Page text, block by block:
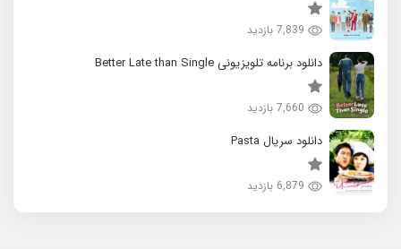
7,839 بازدید
دانلود برنامه تلویزیونی Better Late than Single
7,660 بازدید
دانلود سریال Pasta
6,879 بازدید